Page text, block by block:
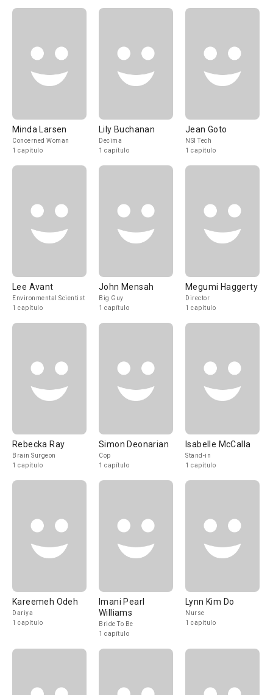
Minda Larsen
Concerned Woman
1 capítulo
Lily Buchanan
Decima
1 capítulo
Jean Goto
NSI Tech
1 capítulo
Lee Avant
Environmental Scientist
1 capítulo
John Mensah
Big Guy
1 capítulo
Megumi Haggerty
Director
1 capítulo
Rebecka Ray
Brain Surgeon
1 capítulo
Simon Deonarian
Cop
1 capítulo
Isabelle McCalla
Stand-in
1 capítulo
Kareemeh Odeh
Dariya
1 capítulo
Imani Pearl
Williams
Bride To Be
1 capítulo
Lynn Kim Do
Nurse
1 capítulo